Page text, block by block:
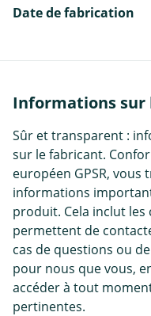
Date de fabrication
Informations sur
Sûr et transparent :
sur le fabricant.
européen GPSR, vous
informations
produit. Cela inclut
permettent de
cas de questions ou
pour nous que vous,
accéder à tout
pertinentes.